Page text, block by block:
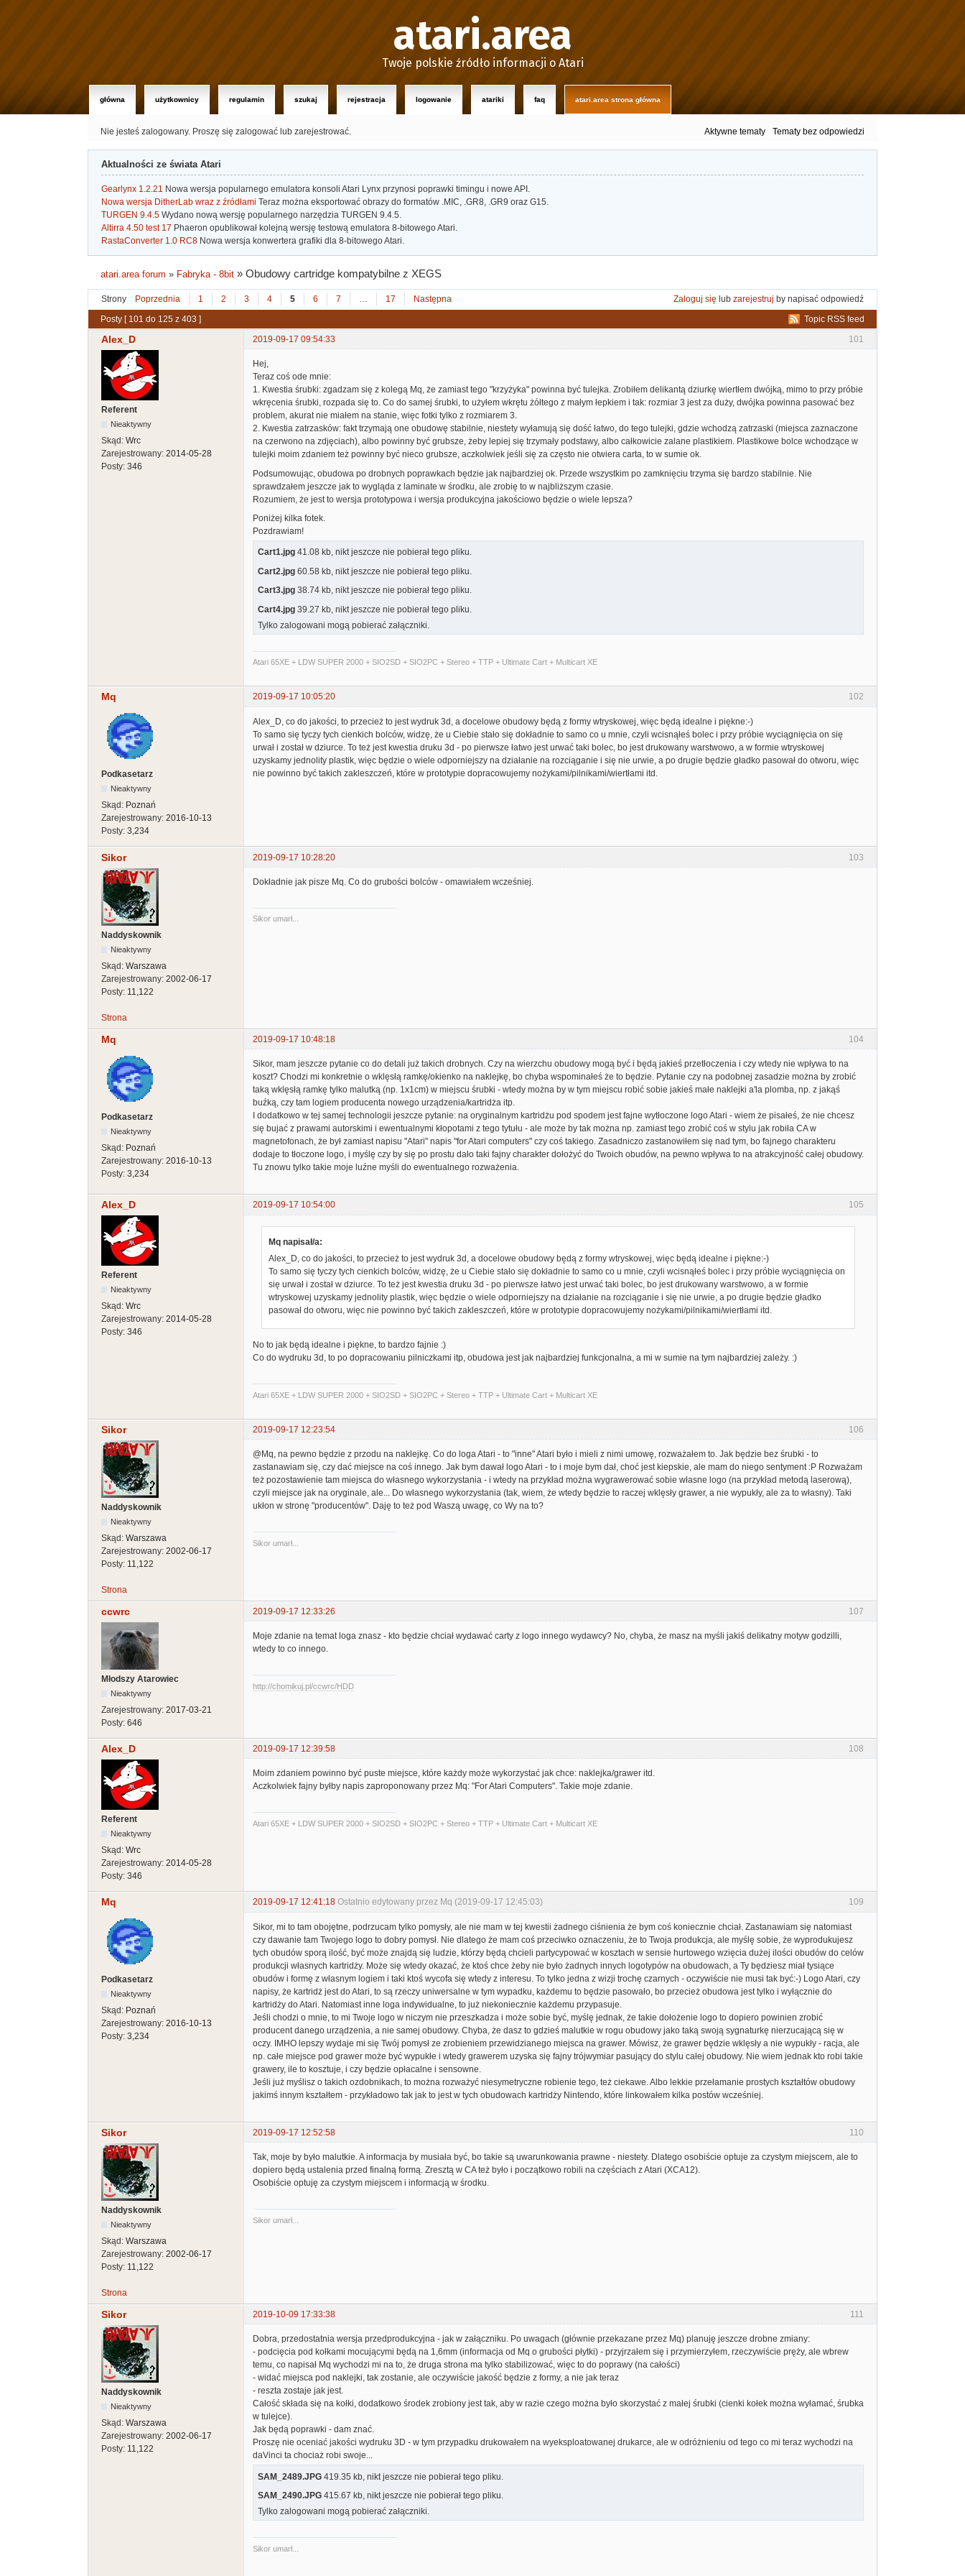
atari.area
Twoje polskie źródło informacji o Atari
główna użytkownicy regulamin szukaj rejestracja logowanie atariki faq atari.area strona główna
Nie jesteś zalogowany. Proszę się zalogować lub zarejestrować. Aktywne tematy Tematy bez odpowiedzi
Aktualności ze świata Atari
Gearlynx 1.2.21 Nowa wersja popularnego emulatora konsoli Atari Lynx przynosi poprawki timingu i nowe API.
Nowa wersja DitherLab wraz z źródłami Teraz można eksportować obrazy do formatów .MIC, .GR8, .GR9 oraz G15.
TURGEN 9.4.5 Wydano nową wersję popularnego narzędzia TURGEN 9.4.5.
Altirra 4.50 test 17 Phaeron opublikował kolejną wersję testową emulatora 8-bitowego Atari.
RastaConverter 1.0 RC8 Nowa wersja konwertera grafiki dla 8-bitowego Atari.
atari.area forum » Fabryka - 8bit »Obudowy cartridge kompatybilne z XEGS
Strony Poprzednia 1 2 3 4 5 6 7 … 17 Następna Zaloguj się lub zarejestruj by napisać odpowiedź
Topic RSS feed
Posty [ 101 do 125 z 403 ]
101
Alex_D 2019-09-17 09:54:33
Referent
Nieaktywny
Skąd: Wrc
Zarejestrowany: 2014-05-28
Posty: 346
Hej,
Teraz coś ode mnie:
1. Kwestia śrubki: zgadzam się z kolegą Mq, że zamiast tego "krzyżyka" powinna być tulejka. Zrobiłem delikantą dziurkę wiertłem dwójką, mimo to przy próbie
wkręcenia śrubki, rozpada się to. Co do samej śrubki, to użyłem wkrętu żółtego z małym łepkiem i tak: rozmiar 3 jest za duży, dwójka powinna pasować bez
problem, akurat nie miałem na stanie, więc fotki tylko z rozmiarem 3.
2. Kwestia zatrzasków: fakt trzymają one obudowę stabilnie, niestety wyłamują się dość łatwo, do tego tulejki, gdzie wchodzą zatrzaski (miejsca zaznaczone
na czerwono na zdjęciach), albo powinny być grubsze, żeby lepiej się trzymały podstawy, albo całkowicie zalane plastikiem. Plastikowe bolce wchodzące w
tulejki moim zdaniem też powinny być nieco grubsze, aczkolwiek jeśli się za często nie otwiera carta, to w sumie ok.
Podsumowując, obudowa po drobnych poprawkach będzie jak najbardziej ok. Przede wszystkim po zamknięciu trzyma się bardzo stabilnie. Nie
sprawdzałem jeszcze jak to wygląda z laminate w środku, ale zrobię to w najbliższym czasie.
Rozumiem, że jest to wersja prototypowa i wersja produkcyjna jakościowo będzie o wiele lepsza?
Poniżej kilka fotek.
Pozdrawiam!
Cart1.jpg 41.08 kb, nikt jeszcze nie pobierał tego pliku.
Cart2.jpg 60.58 kb, nikt jeszcze nie pobierał tego pliku.
Cart3.jpg 38.74 kb, nikt jeszcze nie pobierał tego pliku.
Cart4.jpg 39.27 kb, nikt jeszcze nie pobierał tego pliku.
Tylko zalogowani mogą pobierać załączniki.
Atari 65XE + LDW SUPER 2000 + SIO2SD + SIO2PC + Stereo + TTP + Ultimate Cart + Multicart XE
102
Mq 2019-09-17 10:05:20
Podkasetarz
Nieaktywny
Skąd: Poznań
Zarejestrowany: 2016-10-13
Posty: 3,234
Alex_D, co do jakości, to przecież to jest wydruk 3d, a docelowe obudowy będą z formy wtryskowej, więc będą idealne i piękne:-)
To samo się tyczy tych cienkich bolców, widzę, że u Ciebie stało się dokładnie to samo co u mnie, czyli wcisnąłeś bolec i przy próbie wyciągnięcia on się
urwał i został w dziurce. To też jest kwestia druku 3d - po pierwsze łatwo jest urwać taki bolec, bo jest drukowany warstwowo, a w formie wtryskowej
uzyskamy jednolity plastik, więc będzie o wiele odporniejszy na działanie na rozciąganie i się nie urwie, a po drugie będzie gładko pasował do otworu, więc
nie powinno być takich zakleszczeń, które w prototypie dopracowujemy nożykami/pilnikami/wiertłami itd.
103
Sikor 2019-09-17 10:28:20
Naddyskownik
Nieaktywny
Skąd: Warszawa
Zarejestrowany: 2002-06-17
Posty: 11,122
Dokładnie jak pisze Mq. Co do grubości bolców - omawiałem wcześniej.
Sikor umarł...
Strona
104
Mq 2019-09-17 10:48:18
Podkasetarz
Nieaktywny
Skąd: Poznań
Zarejestrowany: 2016-10-13
Posty: 3,234
Sikor, mam jeszcze pytanie co do detali już takich drobnych. Czy na wierzchu obudowy mogą być i będą jakieś przetłoczenia i czy wtedy nie wpływa to na
koszt? Chodzi mi konkretnie o wklęsłą ramkę/okienko na naklejkę, bo chyba wspominałeś że to będzie. Pytanie czy na podobnej zasadzie można by zrobić
taką wklęsłą ramkę tylko malutką (np. 1x1cm) w miejscu śrubki - wtedy można by w tym miejscu robić sobie jakieś małe naklejki a'la plomba, np. z jakąś
buźką, czy tam logiem producenta nowego urządzenia/kartridża itp.
I dodatkowo w tej samej technologii jeszcze pytanie: na oryginalnym kartridżu pod spodem jest fajne wytłoczone logo Atari - wiem że pisałeś, że nie chcesz
się bujać z prawami autorskimi i ewentualnymi kłopotami z tego tytułu - ale może by tak można np. zamiast tego zrobić coś w stylu jak robiła CA w
magnetofonach, że był zamiast napisu "Atari" napis "for Atari computers" czy coś takiego. Zasadniczo zastanowiłem się nad tym, bo fajnego charakteru
dodaje to tłoczone logo, i myślę czy by się po prostu dało taki fajny charakter dołożyć do Twoich obudów, na pewno wpływa to na atrakcyjność całej obudowy.
Tu znowu tylko takie moje luźne myśli do ewentualnego rozważenia.
105
Alex_D 2019-09-17 10:54:00
Referent
Nieaktywny
Skąd: Wrc
Zarejestrowany: 2014-05-28
Posty: 346
Mq napisał/a:
Alex_D, co do jakości, to przecież to jest wydruk 3d, a docelowe obudowy będą z formy wtryskowej, więc będą idealne i piękne:-)
To samo się tyczy tych cienkich bolców, widzę, że u Ciebie stało się dokładnie to samo co u mnie, czyli wcisnąłeś bolec i przy próbie wyciągnięcia on
się urwał i został w dziurce. To też jest kwestia druku 3d - po pierwsze łatwo jest urwać taki bolec, bo jest drukowany warstwowo, a w formie
wtryskowej uzyskamy jednolity plastik, więc będzie o wiele odporniejszy na działanie na rozciąganie i się nie urwie, a po drugie będzie gładko
pasował do otworu, więc nie powinno być takich zakleszczeń, które w prototypie dopracowujemy nożykami/pilnikami/wiertłami itd.
No to jak będą idealne i piękne, to bardzo fajnie :)
Co do wydruku 3d, to po dopracowaniu pilniczkami itp, obudowa jest jak najbardziej funkcjonalna, a mi w sumie na tym najbardziej zależy. :)
Atari 65XE + LDW SUPER 2000 + SIO2SD + SIO2PC + Stereo + TTP + Ultimate Cart + Multicart XE
106
Sikor 2019-09-17 12:23:54
Naddyskownik
Nieaktywny
Skąd: Warszawa
Zarejestrowany: 2002-06-17
Posty: 11,122
@Mq, na pewno będzie z przodu na naklejkę. Co do loga Atari - to "inne" Atari było i mieli z nimi umowę, rozważałem to. Jak będzie bez śrubki - to
zastanawiam się, czy dać miejsce na coś innego. Jak bym dawał logo Atari - to i moje bym dał, choć jest kiepskie, ale mam do niego sentyment :P Rozważam
też pozostawienie tam miejsca do własnego wykorzystania - i wtedy na przykład można wygrawerować sobie własne logo (na przykład metodą laserową),
czyli miejsce jak na oryginale, ale... Do własnego wykorzystania (tak, wiem, że wtedy będzie to raczej wklęsły grawer, a nie wypukły, ale za to własny). Taki
ukłon w stronę "producentów". Daję to też pod Waszą uwagę, co Wy na to?
Sikor umarł...
Strona
107
ccwrc 2019-09-17 12:33:26
Młodszy Atarowiec
Nieaktywny
Zarejestrowany: 2017-03-21
Posty: 646
Moje zdanie na temat loga znasz - kto będzie chciał wydawać carty z logo innego wydawcy? No, chyba, że masz na myśli jakiś delikatny motyw godzilli,
wtedy to co innego.
http://chomikuj.pl/ccwrc/HDD
108
Alex_D 2019-09-17 12:39:58
Referent
Nieaktywny
Skąd: Wrc
Zarejestrowany: 2014-05-28
Posty: 346
Moim zdaniem powinno być puste miejsce, które każdy może wykorzystać jak chce: naklejka/grawer itd.
Aczkolwiek fajny byłby napis zaproponowany przez Mq: "For Atari Computers". Takie moje zdanie.
Atari 65XE + LDW SUPER 2000 + SIO2SD + SIO2PC + Stereo + TTP + Ultimate Cart + Multicart XE
109
Mq 2019-09-17 12:41:18 Ostatnio edytowany przez Mq (2019-09-17 12:45:03)
Podkasetarz
Nieaktywny
Skąd: Poznań
Zarejestrowany: 2016-10-13
Posty: 3,234
Sikor, mi to tam obojętne, podrzucam tylko pomysły, ale nie mam w tej kwestii żadnego ciśnienia że bym coś koniecznie chciał. Zastanawiam się natomiast
czy dawanie tam Twojego logo to dobry pomysł. Nie dlatego że mam coś przeciwko oznaczeniu, że to Twoja produkcja, ale myślę sobie, że wyprodukujesz
tych obudów sporą ilość, być może znajdą się ludzie, którzy będą chcieli partycypować w kosztach w sensie hurtowego wzięcia dużej ilości obudów do celów
produkcji własnych kartridży. Może się wtedy okazać, że ktoś chce żeby nie było żadnych innych logotypów na obudowach, a Ty będziesz miał tysiące
obudów i formę z własnym logiem i taki ktoś wycofa się wtedy z interesu. To tylko jedna z wizji trochę czarnych - oczywiście nie musi tak być:-) Logo Atari, czy
napisy, że kartridż jest do Atari, to są rzeczy uniwersalne w tym wypadku, każdemu to będzie pasowało, bo przecież obudowa jest tylko i wyłącznie do
kartridży do Atari. Natomiast inne loga indywidualne, to już niekoniecznie każdemu przypasuje.
Jeśli chodzi o mnie, to mi Twoje logo w niczym nie przeszkadza i może sobie być, myślę jednak, że takie dołożenie logo to dopiero powinien zrobić
producent danego urządzenia, a nie samej obudowy. Chyba, że dasz to gdzieś malutkie w rogu obudowy jako taką swoją sygnaturkę nierzucającą się w
oczy. IMHO lepszy wydaje mi się Twój pomysł ze zrobieniem przewidzianego miejsca na grawer. Mówisz, że grawer będzie wklęsły a nie wypukły - racja, ale
np. całe miejsce pod grawer może być wypukłe i wtedy grawerem uzyska się fajny trójwymiar pasujący do stylu całej obudowy. Nie wiem jednak kto robi takie
grawery, ile to kosztuje, i czy będzie opłacalne i sensowne.
Jeśli już myślisz o takich ozdobnikach, to można rozważyć niesymetryczne robienie tego, też ciekawe. Albo lekkie przełamanie prostych kształtów obudowy
jakimś innym kształtem - przykładowo tak jak to jest w tych obudowach kartridży Nintendo, które linkowałem kilka postów wcześniej.
110
Sikor 2019-09-17 12:52:58
Naddyskownik
Nieaktywny
Skąd: Warszawa
Zarejestrowany: 2002-06-17
Posty: 11,122
Tak, moje by było malutkie. A informacja by musiała być, bo takie są uwarunkowania prawne - niestety. Dlatego osobiście optuje za czystym miejscem, ale to
dopiero będą ustalenia przed finalną formą. Zresztą w CA też było i początkowo robili na częściach z Atari (XCA12).
Osobiście optuję za czystym miejscem i informacją w środku.
Sikor umarł...
Strona
111
Sikor 2019-10-09 17:33:38
Naddyskownik
Nieaktywny
Skąd: Warszawa
Zarejestrowany: 2002-06-17
Posty: 11,122
Dobra, przedostatnia wersja przedprodukcyjna - jak w załączniku. Po uwagach (głównie przekazane przez Mq) planuję jeszcze drobne zmiany:
- podcięcia pod kołkami mocującymi będą na 1,6mm (informacja od Mq o grubości płytki) - przyjrzałem się i przymierzyłem, rzeczywiście pręży, ale wbrew
temu, co napisał Mq wychodzi mi na to, że druga strona ma tylko stabilizować, więc to do poprawy (na całości)
- widać miejsca pod naklejki, tak zostanie, ale oczywiście jakość będzie z formy, a nie jak teraz
- reszta zostaje jak jest.
Całość składa się na kołki, dodatkowo środek zrobiony jest tak, aby w razie czego można było skorzystać z małej śrubki (cienki kołek można wyłamać, śrubka
w tulejce).
Jak będą poprawki - dam znać.
Proszę nie oceniać jakości wydruku 3D - w tym przypadku drukowałem na wyeksploatowanej drukarce, ale w odróżnieniu od tego co mi teraz wychodzi na
daVinci ta chociaż robi swoje...
SAM_2489.JPG 419.35 kb, nikt jeszcze nie pobierał tego pliku.
SAM_2490.JPG 415.67 kb, nikt jeszcze nie pobierał tego pliku.
Tylko zalogowani mogą pobierać załączniki.
Sikor umarł...